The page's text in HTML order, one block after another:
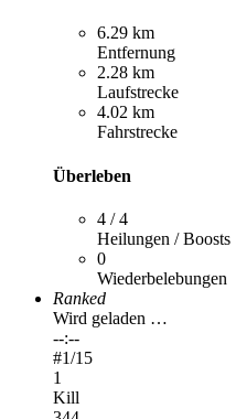
6.29 km
Entfernung
2.28 km
Laufstrecke
4.02 km
Fahrstrecke
Überleben
4 / 4
Heilungen / Boosts
0
Wiederbelebungen
Ranked
Wird geladen …
--:--
#1/15
1
Kill